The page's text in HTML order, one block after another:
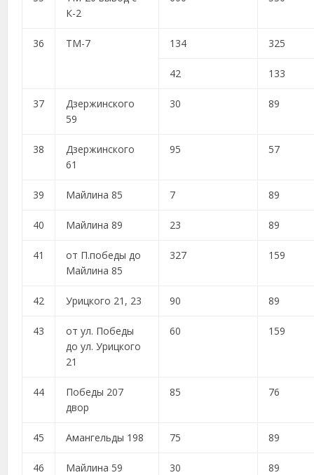
К-2
36 ТМ-7 134 325
42 133
37
Дзержинского
59
30 89
38
Дзержинского
61
95 57
39 Майлина 85 7 89
40 Майлина 89 23 89
41
от П.победы до
Майлина 85
327 159
42 Урицкого 21, 23 90 89
43
от ул. Победы
до ул. Урицкого
21
60 159
44
Победы 207
двор
85 76
45 Амангельды 198 75 89
46 Майлина 59 30 89